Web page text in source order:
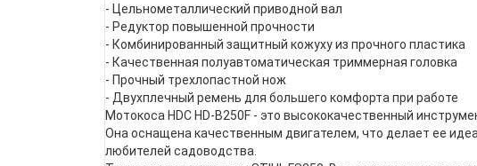
- Цельнометаллический приводной вал
- Редуктор повышенной прочности
- Комбинированный защитный кожуху из прочного пластика
- Качественная полуавтоматическая триммерная головка
- Прочный трехлопастной нож
- Двухплечный ремень для большего комфорта при работе
Мотокоса HDC HD-B250F - это высококачественный
Она оснащена качественным двигателем, что делает ее
любителей садоводства.